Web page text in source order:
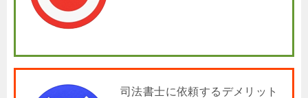
司法書士に依頼するデメリット